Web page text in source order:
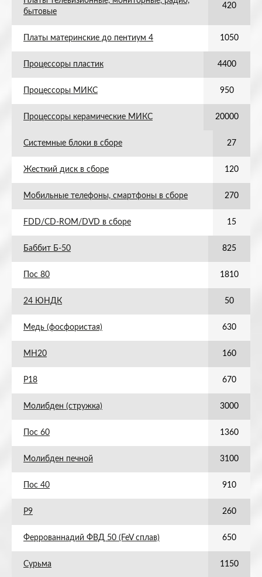
бытовые
420
Платы материнские до пентиум 4 1050
Процессоры пластик 4400
Процессоры МИКС 950
Процессоры керамические МИКС 20000
Системные блоки в сборе 27
Жесткий диск в сборе 120
Мобильные телефоны, смартфоны в сборе 270
FDD/CD-ROM/DVD в сборе 15
Баббит Б-50 825
Пос 80 1810
24 ЮНДК 50
Медь (фосфористая) 630
МН20 160
Р18 670
Молибден (стружка) 3000
Пос 60 1360
Молибден печной 3100
Пос 40 910
Р9 260
Феррованнадий ФВД 50 (FeV сплав) 650
Сурьма 1150